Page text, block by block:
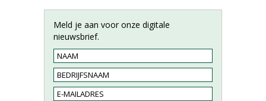
Meld je aan voor onze digitale
nieuwsbrief.